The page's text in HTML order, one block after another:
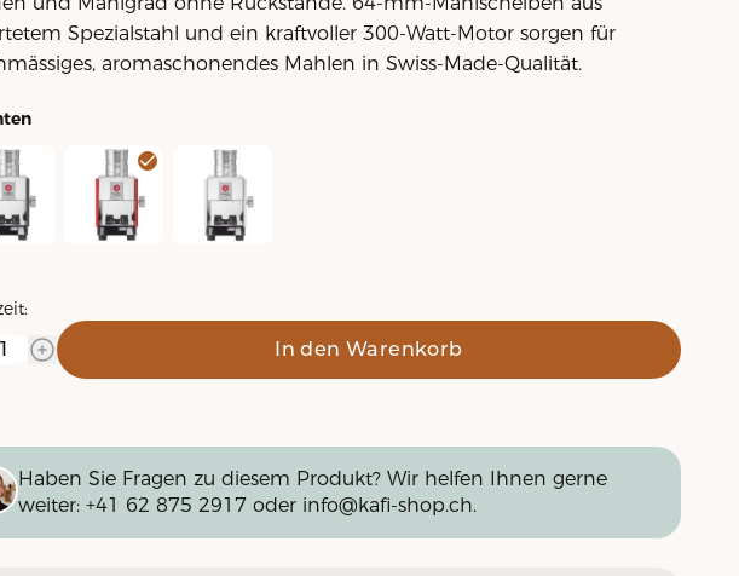
Spezialstahl und ein kraftvoller 300-Watt-Motor sorgen für
aromaschonendes Mahlen in Swiss-Made-Qualität.
In den Warenkorb
Haben Sie Fragen zu diesem Produkt? Wir helfen Ihnen gerne
weiter: +41 62 875 2917oder info@kafi-shop.ch.